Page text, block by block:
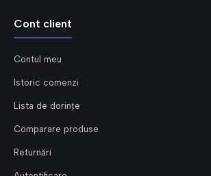
Cont client
Contul meu
Istoric comenzi
Lista de dorințe
Comparare produse
Returnări